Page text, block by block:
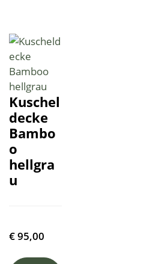
Kuschel
decke
Bambo
o
hellgra
u
€95,00